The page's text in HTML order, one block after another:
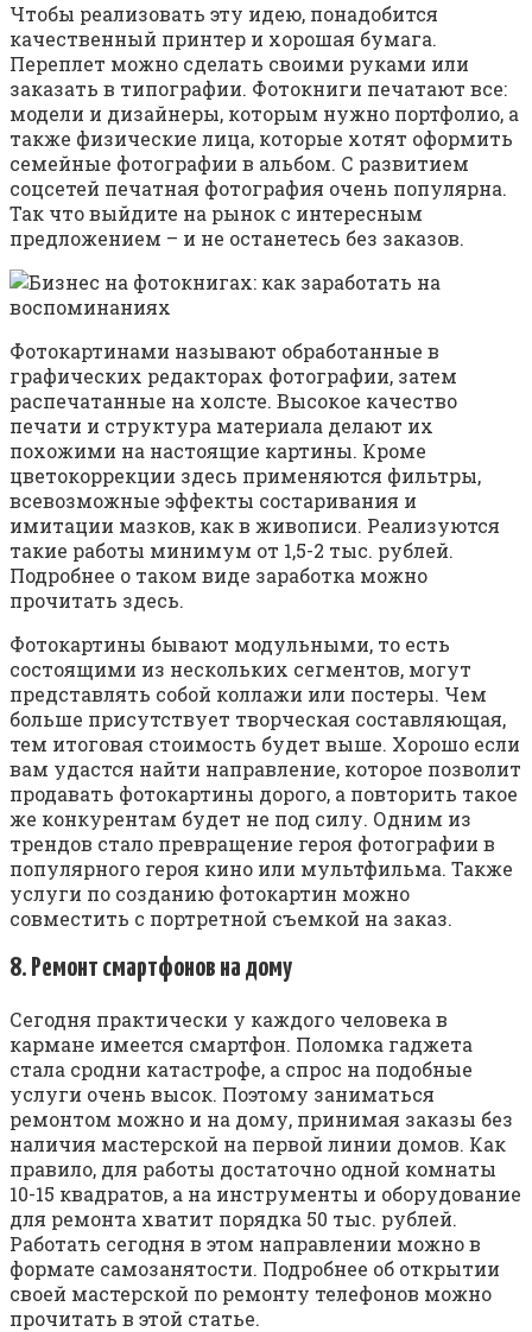
Чтобы реализовать эту идею, понадобится
качественный принтер и хорошая бумага.
Переплет можно сделать своими руками или
заказать в типографии. Фотокниги печатают все:
модели и дизайнеры, которым нужно портфолио, а
также физические лица, которые хотят оформить
семейные фотографии в альбом. С развитием
соцсетей печатная фотография очень популярна.
Так что выйдите на рынок с интересным
предложением – и не останетесь без заказов.
Фотокартинами называют обработанные в
графических редакторах фотографии, затем
распечатанные на холсте. Высокое качество
печати и структура материала делают их
похожими на настоящие картины. Кроме
цветокоррекции здесь применяются фильтры,
всевозможные эффекты состаривания и
имитации мазков, как в живописи. Реализуются
такие работы минимум от 1,5-2 тыс. рублей.
Подробнее о таком виде заработка можно
прочитать здесь.
Фотокартины бывают модульными, то есть
состоящими из нескольких сегментов, могут
представлять собой коллажи или постеры. Чем
больше присутствует творческая составляющая,
тем итоговая стоимость будет выше. Хорошо если
вам удастся найти направление, которое позволит
продавать фотокартины дорого, а повторить такое
же конкурентам будет не под силу. Одним из
трендов стало превращение героя фотографии в
популярного героя кино или мультфильма. Также
услуги по созданию фотокартин можно
совместить с портретной съемкой на заказ.
8. Ремонт смартфонов на дому
Сегодня практически у каждого человека в
кармане имеется смартфон. Поломка гаджета
стала сродни катастрофе, а спрос на подобные
услуги очень высок. Поэтому заниматься
ремонтом можно и на дому, принимая заказы без
наличия мастерской на первой линии домов. Как
правило, для работы достаточно одной комнаты
10-15 квадратов, а на инструменты и оборудование
для ремонта хватит порядка 50 тыс. рублей.
Работать сегодня в этом направлении можно в
формате самозанятости. Подробнее об открытии
своей мастерской по ремонту телефонов можно
прочитать в этой статье.